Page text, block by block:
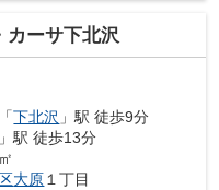
カーサ下北沢
「下北沢 」駅 徒歩9分
」駅 徒歩13分
大原 １丁目